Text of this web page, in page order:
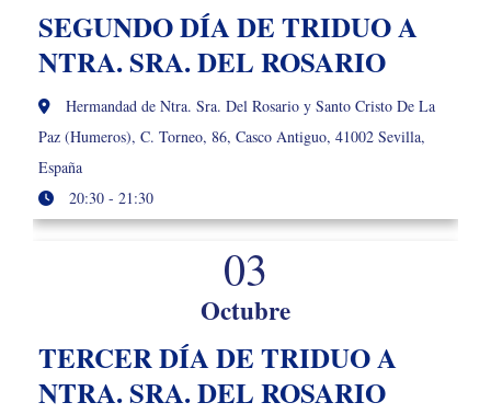
SEGUNDO DÍA DE TRIDUO A
NTRA. SRA. DEL ROSARIO
Hermandad de Ntra. Sra. Del Rosario y Santo Cristo De La
Paz (Humeros), C. Torneo, 86, Casco Antiguo, 41002 Sevilla,
España
20:30 - 21:30
03
Octubre
TERCER DÍA DE TRIDUO A
NTRA. SRA. DEL ROSARIO